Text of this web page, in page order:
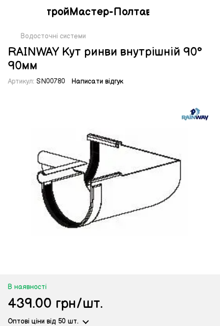
СтройМастер-Полтава
Водосточні системи
RAINWAY Кут ринви внутрішній 90°
90мм
Артикул: SN00780 Написати відгук
В наявності
439.00 грн/шт.
Оптові ціни від 50 шт.